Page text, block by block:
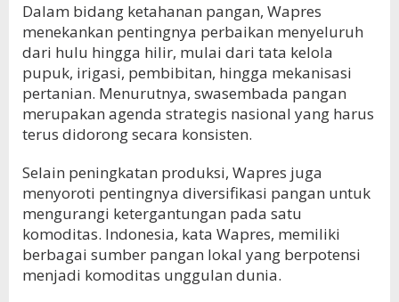
Dalam bidang ketahanan pangan, Wapres
menekankan pentingnya perbaikan menyeluruh
dari hulu hingga hilir, mulai dari tata kelola
pupuk, irigasi, pembibitan, hingga mekanisasi
pertanian. Menurutnya, swasembada pangan
merupakan agenda strategis nasional yang harus
terus didorong secara konsisten.
Selain peningkatan produksi, Wapres juga
menyoroti pentingnya diversifikasi pangan untuk
mengurangi ketergantungan pada satu
komoditas. Indonesia, kata Wapres, memiliki
berbagai sumber pangan lokal yang berpotensi
menjadi komoditas unggulan dunia.